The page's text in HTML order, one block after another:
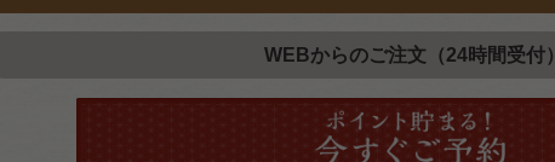
WEBからのご注文（24時間受付）